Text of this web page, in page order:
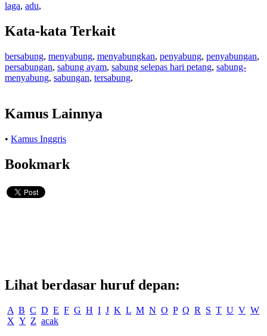
laga, adu,
Kata-kata Terkait
bersabung, menyabung, menyabungkan, penyabung, penyabungan,
persabungan, sabung ayam, sabung selepas hari petang, sabung-
menyabung, sabungan, tersabung,
Kamus Lainnya
• Kamus Inggris
Bookmark
Lihat berdasar huruf depan:
A B C D E F G H I J K L M N O P Q R S T U V W
X Y Z acak